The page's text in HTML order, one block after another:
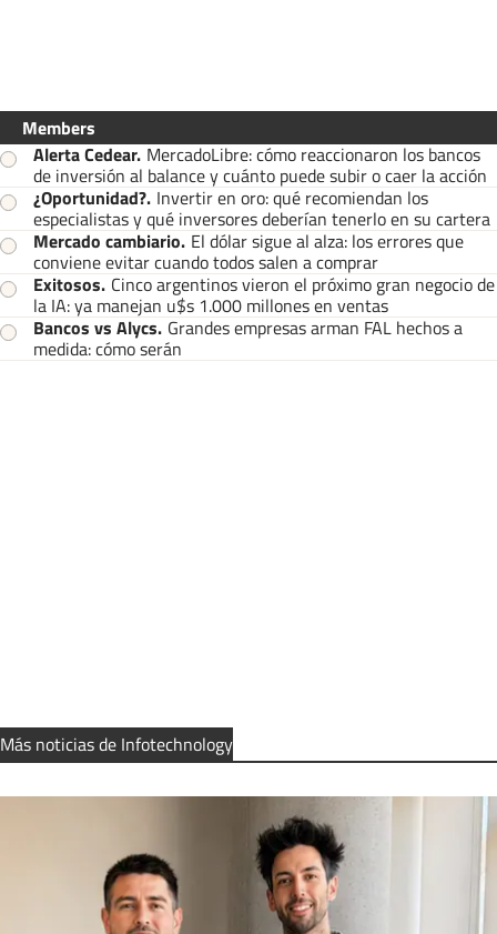
Members
Alerta Cedear. MercadoLibre: cómo reaccionaron los bancos
de inversión al balance y cuánto puede subir o caer la acción
¿Oportunidad?. Invertir en oro: qué recomiendan los
especialistas y qué inversores deberían tenerlo en su cartera
Mercado cambiario. El dólar sigue al alza: los errores que
conviene evitar cuando todos salen a comprar
Exitosos. Cinco argentinos vieron el próximo gran negocio de
la IA: ya manejan u$s 1.000 millones en ventas
Bancos vs Alycs. Grandes empresas arman FAL hechos a
medida: cómo serán
Más noticias de Infotechnology